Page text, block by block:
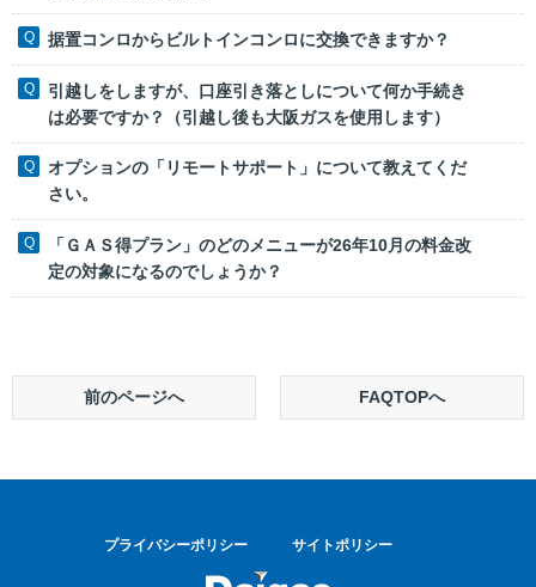
据置コンロからビルトインコンロに交換できますか？
引越しをしますが、口座引き落としについて何か手続き
は必要ですか？（引越し後も大阪ガスを使用します）
オプションの「リモートサポート」について教えてくだ
さい。
「ＧＡＳ得プラン」のどのメニューが26年10月の料金改
定の対象になるのでしょうか？
前のページへ FAQTOPへ
プライバシーポリシー サイトポリシー